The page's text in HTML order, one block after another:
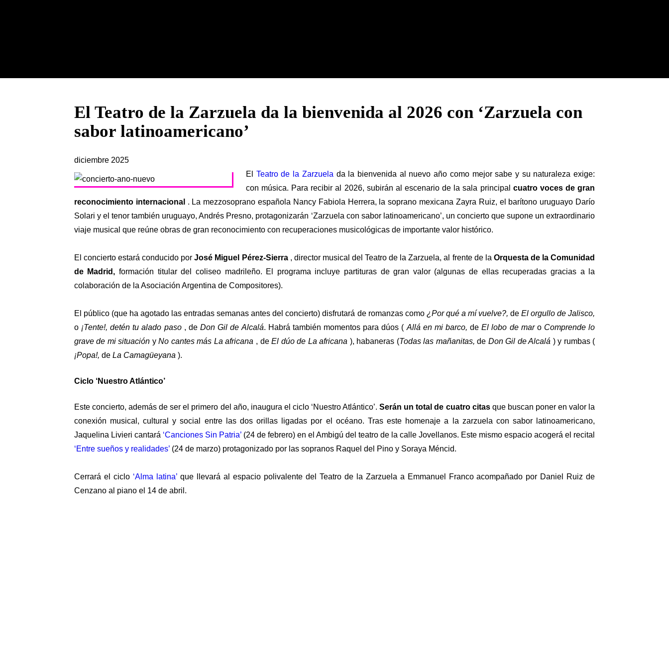
El Teatro de la Zarzuela da la bienvenida al 2026 con ‘Zarzuela con
sabor latinoamericano’
diciembre 2025
El Teatro de la Zarzuela da la bienvenida al nuevo año como mejor sabe y su naturaleza exige:
con música. Para recibir al 2026, subirán al escenario de la sala principal cuatro voces de gran
reconocimiento internacional . La mezzosoprano española Nancy Fabiola Herrera, la soprano mexicana Zayra Ruiz, el barítono uruguayo Darío
Solari y el tenor también uruguayo, Andrés Presno, protagonizarán ‘Zarzuela con sabor latinoamericano’, un concierto que supone un extraordinario
viaje musical que reúne obras de gran reconocimiento con recuperaciones musicológicas de importante valor histórico.
El concierto estará conducido porJosé Miguel Pérez-Sierra, director musical del Teatro de la Zarzuela, al frente de la Orquesta de la Comunidad
de Madrid, formación titular del coliseo madrileño. El programa incluye partituras de gran valor (algunas de ellas recuperadas gracias a la
colaboración de la Asociación Argentina de Compositores).
El público (que ha agotado las entradas semanas antes del concierto) disfrutará de romanzas como ¿Por qué a mí vuelve?, de El orgullo de Jalisco,
o ¡Tente!, detén tu alado paso, deDon Gil de Alcalá. Habrá también momentos para dúos ( Allá en mi barco, deEl lobo de maro Comprende lo
grave de mi situación yNo cantes más La africana , deEl dúo de La africana ), habaneras (Todas las mañanitas, de Don Gil de Alcalá ) y rumbas (
¡Popa!, de La Camagüeyana ).
Ciclo ‘Nuestro Atlántico’
Este concierto, además de ser el primero del año, inaugura el ciclo ‘Nuestro Atlántico’.Serán un total de cuatro citasque buscan poner en valor la
conexión musical, cultural y social entre las dos orillas ligadas por el océano. Tras este homenaje a la zarzuela con sabor latinoamericano,
Jaquelina Livieri cantará ‘Canciones Sin Patria’(24 de febrero) en el Ambigú del teatro de la calle Jovellanos. Este mismo espacio acogerá el recital
‘Entre sueños y realidades’(24 de marzo) protagonizado por las sopranos Raquel del Pino y Soraya Méncid.
Cerrará el ciclo ‘Alma latina’ que llevará al espacio polivalente del Teatro de la Zarzuela a Emmanuel Franco acompañado por Daniel Ruiz de
Cenzano al piano el 14 de abril.